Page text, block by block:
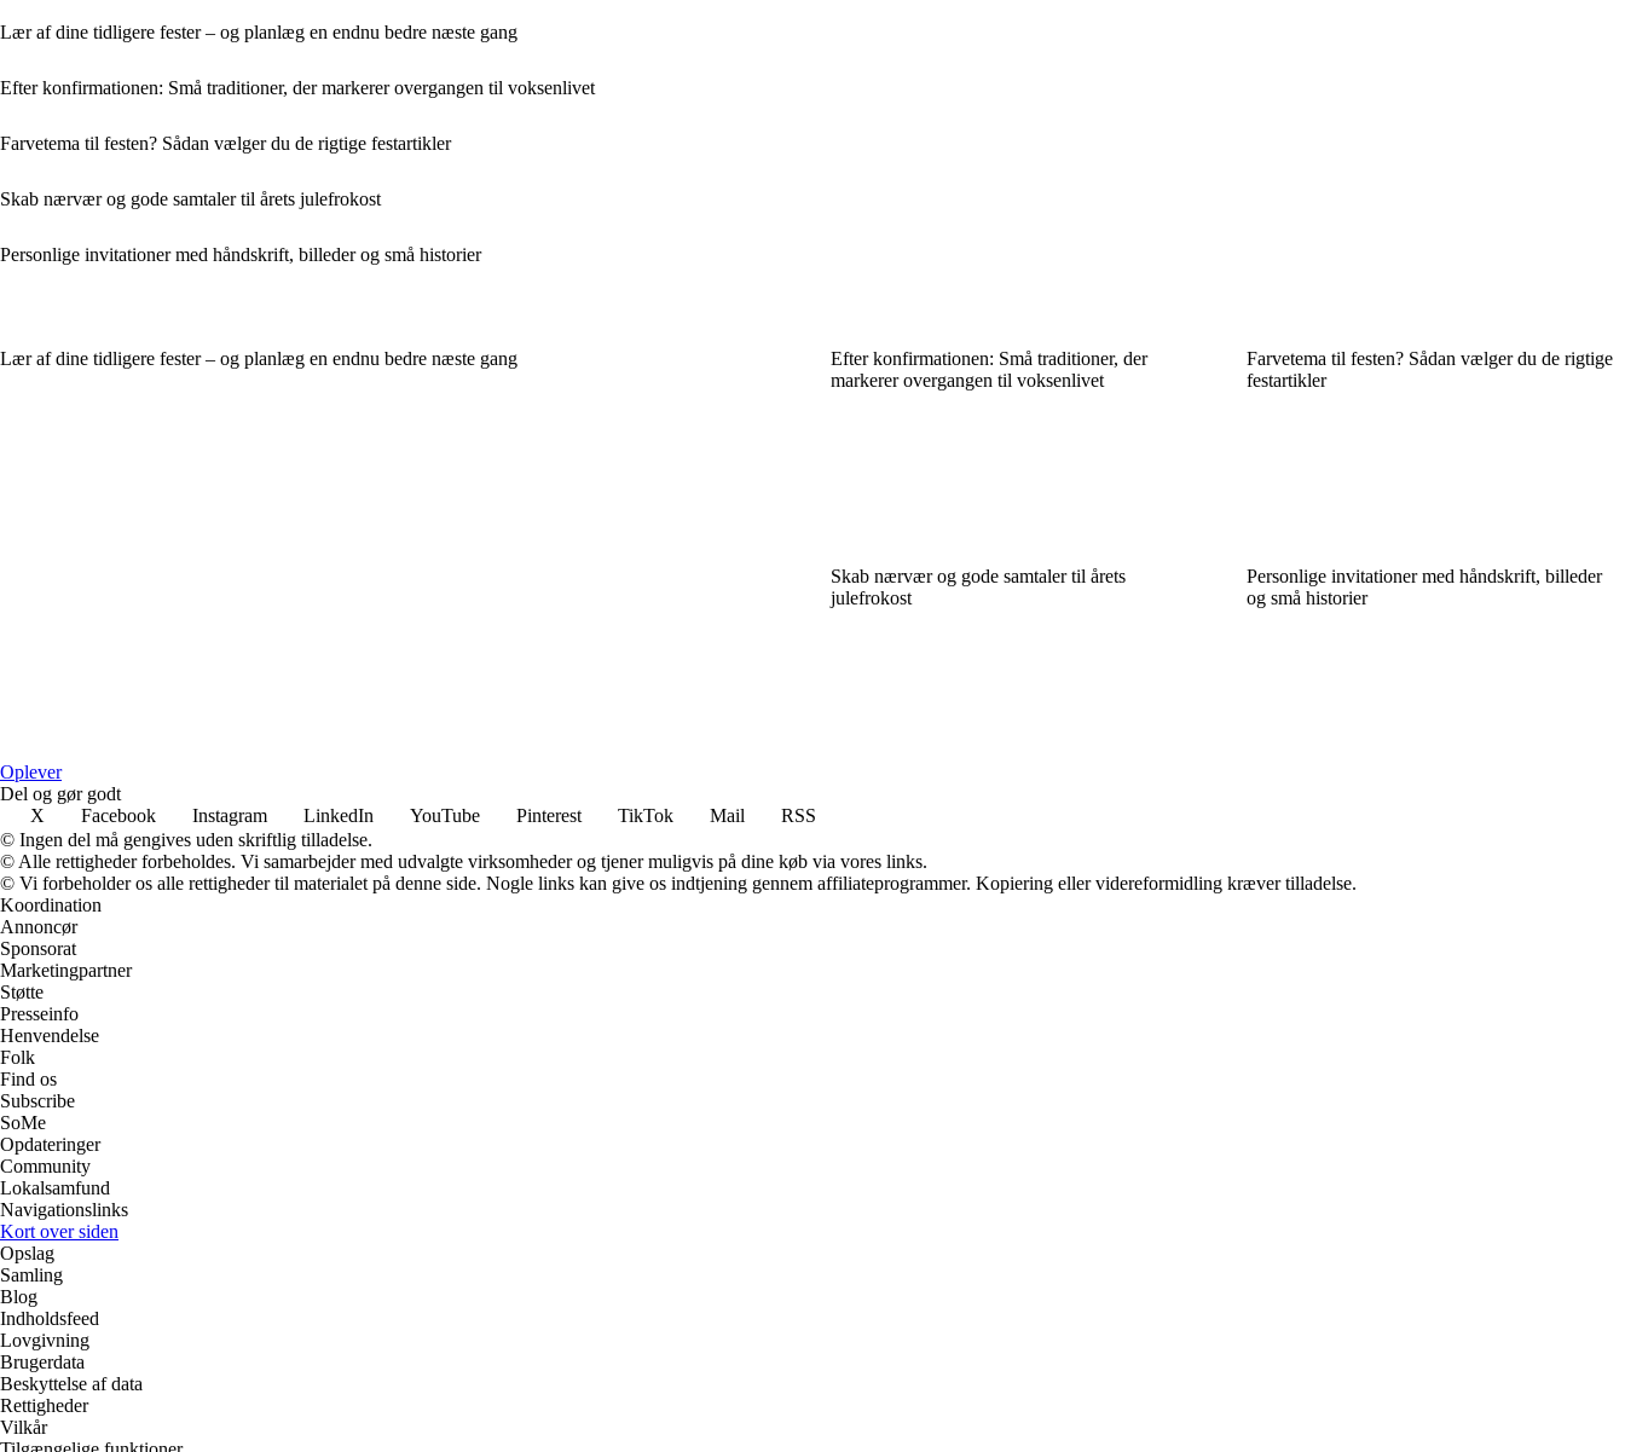
Lær af dine tidligere fester – og planlæg en endnu bedre næste gang
Efter konfirmationen: Små traditioner, der markerer overgangen til voksenlivet
Farvetema til festen? Sådan vælger du de rigtige festartikler
Skab nærvær og gode samtaler til årets julefrokost
Personlige invitationer med håndskrift, billeder og små historier
Lær af dine tidligere fester – og planlæg en endnu bedre næste gang
Efter konfirmationen: Små traditioner, der
markerer overgangen til voksenlivet
Farvetema til festen? Sådan vælger du de rigtige
festartikler
Skab nærvær og gode samtaler til årets
julefrokost
Personlige invitationer med håndskrift, billeder
og små historier
Oplever
Del og gør godt
X
Facebook Instagram LinkedIn YouTube Pinterest TikTok Mail
RSS
© Ingen del må gengives uden skriftlig tilladelse.
© Alle rettigheder forbeholdes. Vi samarbejder med udvalgte virksomheder og tjener muligvis på dine køb via vores links.
© Vi forbeholder os alle rettigheder til materialet på denne side. Nogle links kan give os indtjening gennem affiliateprogrammer. Kopiering eller videreformidling kræver tilladelse.
Koordination
Annoncør
Sponsorat
Marketingpartner
Støtte
Presseinfo
Henvendelse
Folk
Find os
Subscribe
SoMe
Opdateringer
Community
Lokalsamfund
Navigationslinks
Kort over siden
Opslag
Samling
Blog
Indholdsfeed
Lovgivning
Brugerdata
Beskyttelse af data
Rettigheder
Vilkår